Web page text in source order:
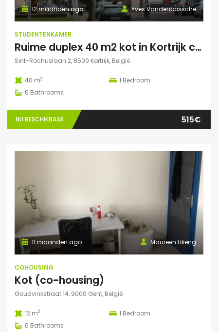
Yves Vandenbossche
12 maanden ago
STUDENTENKAMER
Ruime duplex 40 m2 kot in Kortrijk centraal gelegen.
Sint-Rochuslaan 2, 8500 Kortrijk, België
40 m2 1 Bedroom
0 Bathrooms
NU BESCHIKBAAR 515€
Maureen Likeng
11 maanden ago
COHOUSING
Kot (co-housing)
Goudvinkstraat 14, 9000 Gent, België
12 m2 1 Bedroom
0 Bathrooms